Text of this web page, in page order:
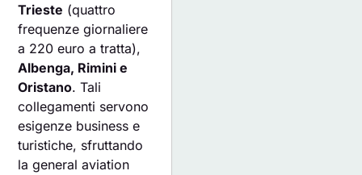
Trieste (quattro
frequenze giornaliere
a 220 euro a tratta),
Albenga, Rimini e
Oristano. Tali
collegamenti servono
esigenze business e
turistiche, sfruttando
la general aviation